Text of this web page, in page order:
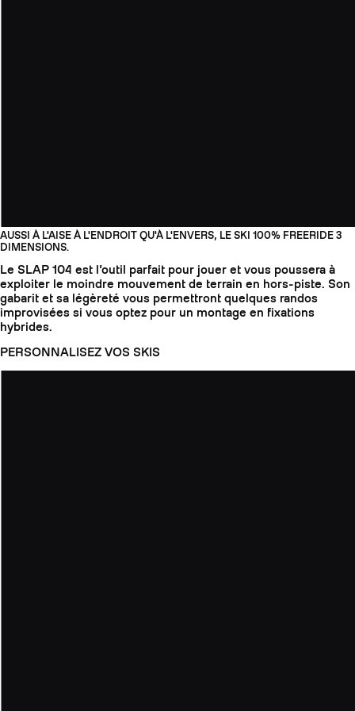
AUSSI À L'AISE À L'ENDROIT QU'À L'ENVERS, LE SKI 100% FREERIDE 3
DIMENSIONS.
Le SLAP 104 est l’outil parfait pour jouer et vous poussera à
exploiter le moindre mouvement de terrain en hors-piste. Son
gabarit et sa légèreté vous permettront quelques randos
improvisées si vous optez pour un montage en fixations
hybrides.
PERSONNALISEZ VOS SKIS